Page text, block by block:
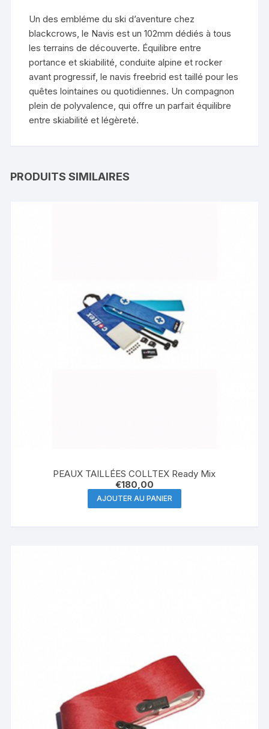
Un des embléme du ski d’aventure chez
blackcrows, le Navis est un 102mm dédiés à tous
les terrains de découverte. Équilibre entre
portance et skiabilité, conduite alpine et rocker
avant progressif, le navis freebrid est taillé pour les
quêtes lointaines ou quotidiennes. Un compagnon
plein de polyvalence, qui offre un parfait équilibre
entre skiabilité et légèreté.
PRODUITS SIMILAIRES
PEAUX TAILLÉES COLLTEX Ready Mix
€180,00
AJOUTER AU PANIER